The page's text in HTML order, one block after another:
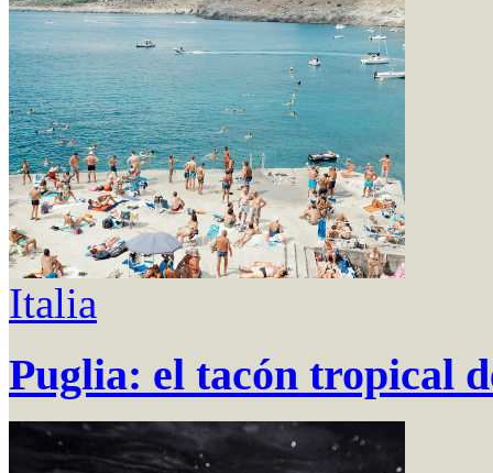
Italia
Puglia: el tacón tropical